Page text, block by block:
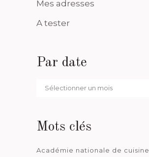
Mes adresses
A tester
Par date
Par
Mots clés
Académie nationale de cuisine